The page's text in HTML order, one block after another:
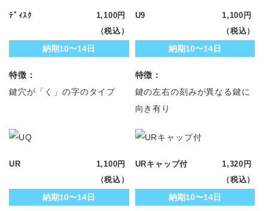
ﾃﾞｨｽｸ
1,100円
（税込）
納期10〜14日
特徴：
鍵穴が「く」の字のタイプ
U9
1,100円
（税込）
納期10〜14日
特徴：
鍵の左右の刻みが異なる鍵に
向き有り
UR
1,100円
（税込）
納期10〜14日
URキャップ付
1,320円
（税込）
納期10〜14日